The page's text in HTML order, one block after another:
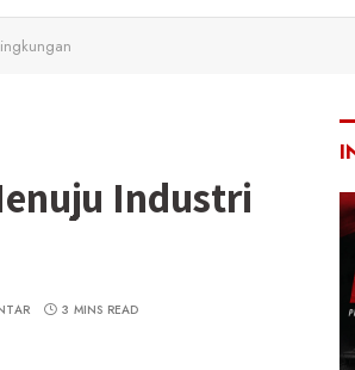
Industri
3 MINS READ